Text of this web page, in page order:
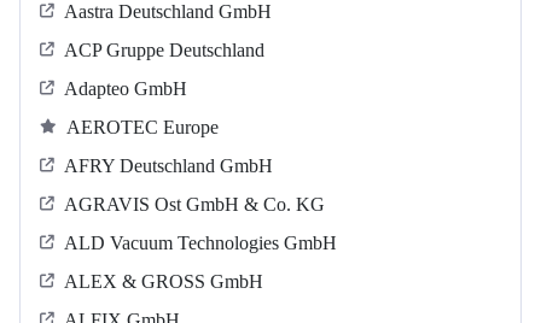
Aastra Deutschland GmbH
ACP Gruppe Deutschland
Adapteo GmbH
AEROTEC Europe
AFRY Deutschland GmbH
AGRAVIS Ost GmbH & Co. KG
ALD Vacuum Technologies GmbH
ALEX & GROSS GmbH